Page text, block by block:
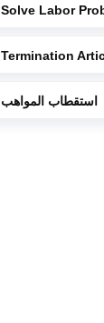
Solve Labor
Termination
استقطاب المواهب